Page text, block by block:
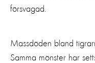
försvagad.
Massdöden bland
Samma mönster har